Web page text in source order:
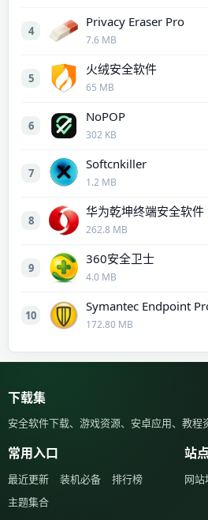
4
Privacy Eraser Pro
7.6 MB
5
火绒安全软件
65 MB
6
NoPOP
302 KB
7
Softcnkiller
1.2 MB
8
华为乾坤终端安全软件
262.8 MB
9
360安全卫士
4.0 MB
10
Symantec Endpoint
172.80 MB
下载集
安全软件下载、游戏资源、安卓应用、教程
常用入口
最近更新 装机必备
排行榜
主题集合
站
网站